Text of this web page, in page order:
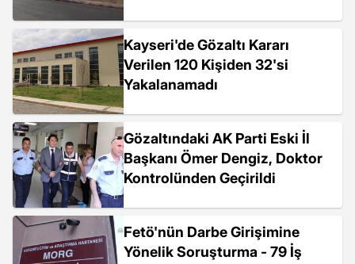
Kayseri'de Gözaltı Kararı
Verilen 120 Kişiden 32'si
Yakalanamadı
Gözaltındaki AK Parti Eski İl
Başkanı Ömer Dengiz, Doktor
Kontrolünden Geçirildi
Fetö'nün Darbe Girişimine
Yönelik Soruşturma - 79 İş